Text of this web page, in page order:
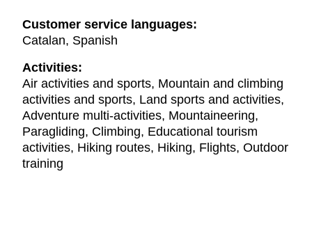
Customer service languages:
Catalan, Spanish
Activities:
Air activities and sports, Mountain and climbing
activities and sports, Land sports and activities,
Adventure multi-activities, Mountaineering,
Paragliding, Climbing, Educational tourism
activities, Hiking routes, Hiking, Flights, Outdoor
training